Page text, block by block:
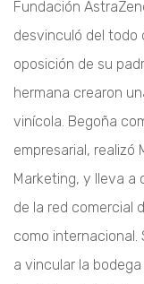
Fundación
desvinculó del todo
oposición de su
hermana crearon
vinícola. Begoña
empresarial, realizó
Marketing, y lleva a
de la red comercial
como internacional.
a vincular la